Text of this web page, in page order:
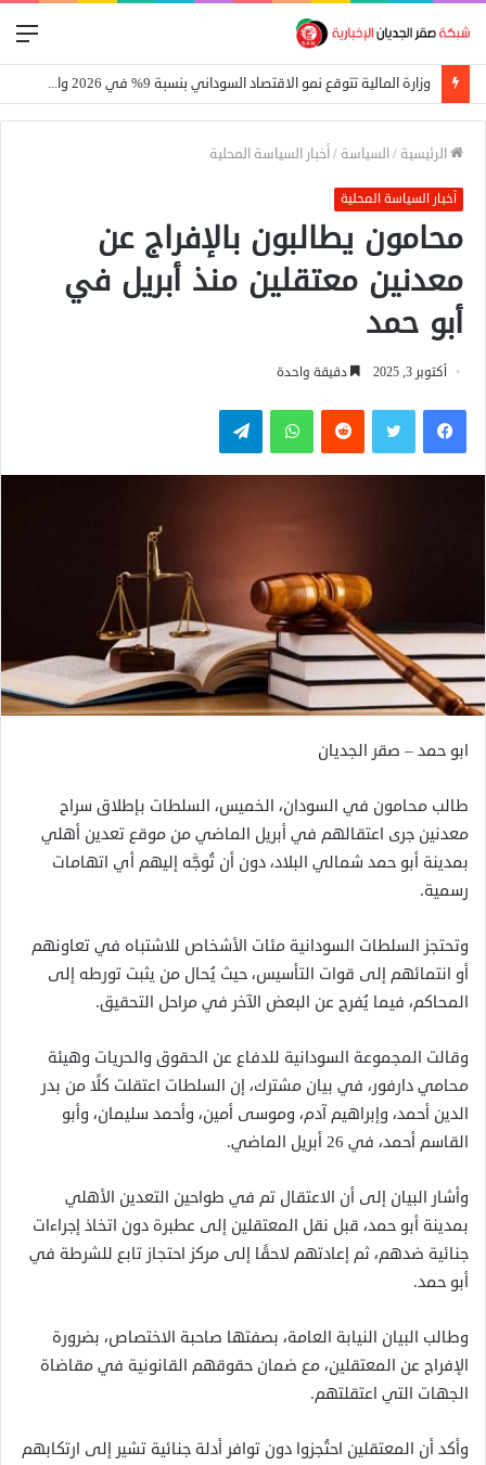
وزارة المالية تتوقع نمو الاقتصاد السوداني بنسبة 9% في 2026 واستمرار تراجع التضخم
الرئيسية /السياسة /أخبار السياسة المحلية
أخبار السياسة المحلية
محامون يطالبون بالإفراج عن
معدنين معتقلين منذ أبريل في
أبو حمد
أكتوبر 3, 2025 دقيقة واحدة
فيسبوكتويتر واتساب تيلقرام
ابو حمد – صقر الجديان
طالب محامون في السودان، الخميس، السلطات بإطلاق سراح
معدنين جرى اعتقالهم في أبريل الماضي من موقع تعدين أهلي
بمدينة أبو حمد شمالي البلاد، دون أن تُوجَّه إليهم أي اتهامات
رسمية.
وتحتجز السلطات السودانية مئات الأشخاص للاشتباه في تعاونهم
أو انتمائهم إلى قوات التأسيس، حيث يُحال من يثبت تورطه إلى
المحاكم، فيما يُفرج عن البعض الآخر في مراحل التحقيق.
وقالت المجموعة السودانية للدفاع عن الحقوق والحريات وهيئة
محامي دارفور، في بيان مشترك، إن السلطات اعتقلت كلًا من بدر
الدين أحمد، وإبراهيم آدم، وموسى أمين، وأحمد سليمان، وأبو
القاسم أحمد، في 26 أبريل الماضي.
وأشار البيان إلى أن الاعتقال تم في طواحين التعدين الأهلي
بمدينة أبو حمد، قبل نقل المعتقلين إلى عطبرة دون اتخاذ إجراءات
جنائية ضدهم، ثم إعادتهم لاحقًا إلى مركز احتجاز تابع للشرطة في
أبو حمد.
وطالب البيان النيابة العامة، بصفتها صاحبة الاختصاص، بضرورة
الإفراج عن المعتقلين، مع ضمان حقوقهم القانونية في مقاضاة
الجهات التي اعتقلتهم.
وأكد أن المعتقلين احتُجزوا دون توافر أدلة جنائية تشير إلى ارتكابهم